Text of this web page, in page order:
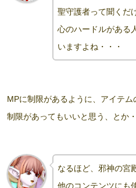
聖守護者って聞くだ
心のハードルがある
いますよね・・・
MPに制限があるように、アイテム
制限があってもいいと思う、とか
なるほど、邪神の宮
他のコンテンツにも